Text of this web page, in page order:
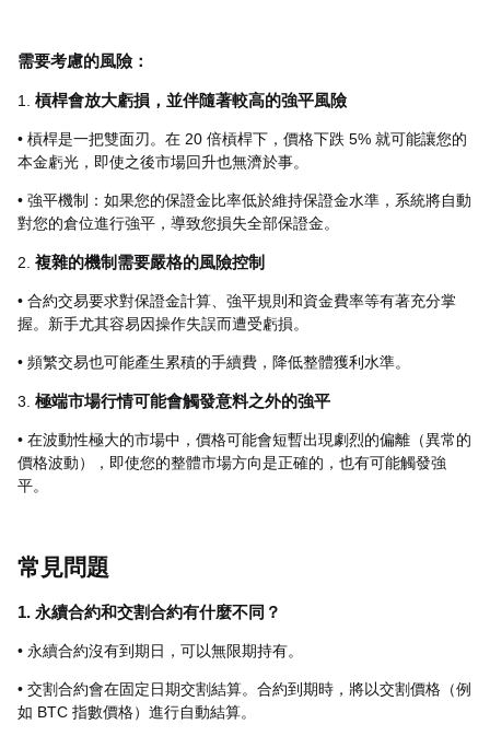
需要考慮的風險：
1. 槓桿會放大虧損，並伴隨著較高的強平風險
• 槓桿是一把雙面刃。在 20 倍槓桿下，價格下跌 5% 就可能讓您的
本金虧光，即使之後市場回升也無濟於事。
• 強平機制：如果您的保證金比率低於維持保證金水準，系統將自動
對您的倉位進行強平，導致您損失全部保證金。
2. 複雜的機制需要嚴格的風險控制
• 合約交易要求對保證金計算、強平規則和資金費率等有著充分掌
握。新手尤其容易因操作失誤而遭受虧損。
• 頻繁交易也可能產生累積的手續費，降低整體獲利水準。
3. 極端市場行情可能會觸發意料之外的強平
• 在波動性極大的市場中，價格可能會短暫出現劇烈的偏離（異常的
價格波動），即使您的整體市場方向是正確的，也有可能觸發強
平。
常見問題
1. 永續合約和交割合約有什麼不同？
• 永續合約沒有到期日，可以無限期持有。
• 交割合約會在固定日期交割結算。合約到期時，將以交割價格（例
如 BTC 指數價格）進行自動結算。